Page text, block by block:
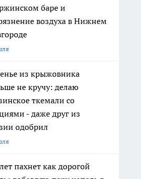
баре и
воздуха в Нижнем
из крыжовника
не кручу: делаю
ткемали со
- даже друг из
одобрил
пахнет как дорогой